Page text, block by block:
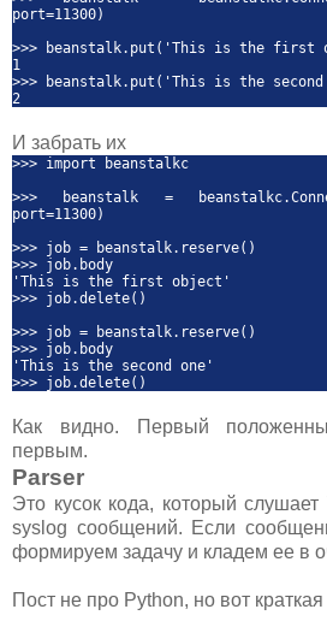
port=11300)
>>> beanstalk.put('This is the first
1
>>> beanstalk.put('This is the
2
И забрать их
>>> import beanstalkc
>>> beanstalk =
port=11300)
>>> job = beanstalk.reserve()
>>> job.body
'This is the first object'
>>> job.delete()
>>> job = beanstalk.reserve()
>>> job.body
'This is the second one'
>>> job.delete()
Как видно. Первый
первым.
Parser
Это кусок кода, который
syslog сообщений. Если
формируем задачу и кладем ее в
Пост не про Python, но вот